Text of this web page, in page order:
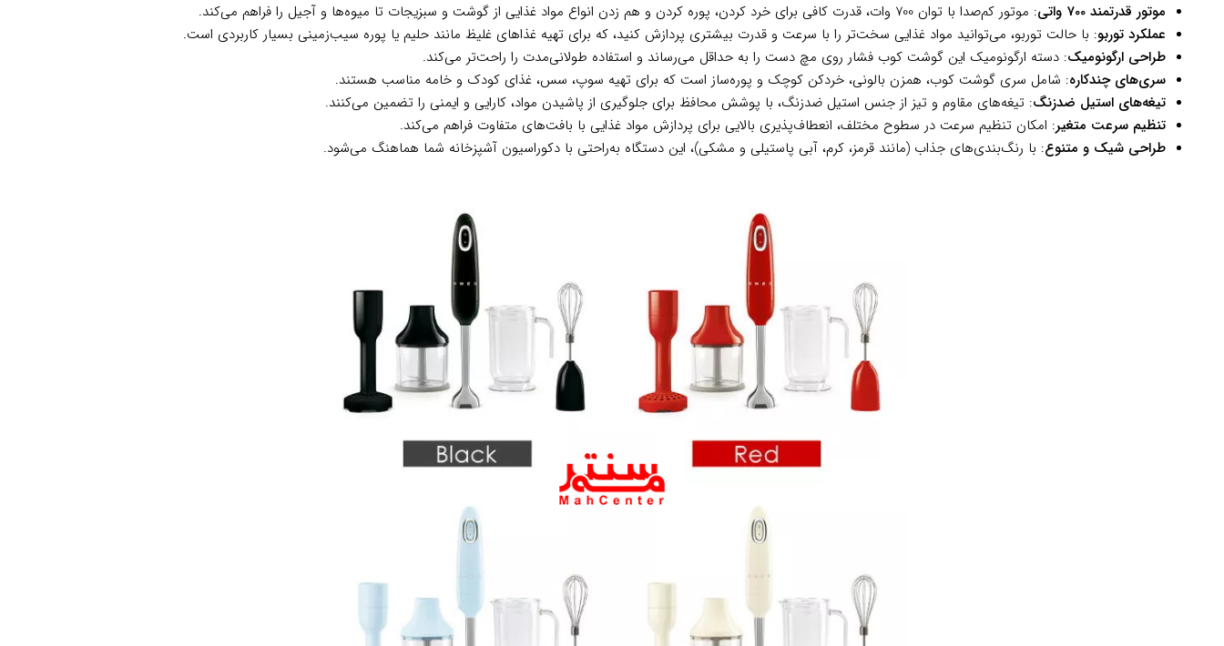
موتور قدرتمند 700 واتی
: موتور کم‌صدا با توان 700 وات، قدرت کافی برای خرد کردن، پوره کردن و هم زدن انواع مواد غذایی از گوشت و سبزیجات تا میوه‌ها و آجیل را فراهم می‌کند.
عملکرد توربو: با حالت توربو، می‌توانید مواد غذایی سخت‌تر را با سرعت و قدرت بیشتری پردازش کنید، که برای تهیه غذاهای غلیظ مانند حلیم یا پوره سیب‌زمینی بسیار کاربردی است.
طراحی ارگونومیک: دسته ارگونومیک این گوشت کوب فشار روی مچ دست را به حداقل می‌رساند و استفاده طولانی‌مدت را راحت‌تر می‌کند.
سری‌های چندکاره: شامل سری گوشت کوب، همزن بالونی، خردکن کوچک و پوره‌ساز است که برای تهیه سوپ، سس، غذای کودک و خامه مناسب هستند.
تیغه‌های استیل ضدزنگ: تیغه‌های مقاوم و تیز از جنس استیل ضدزنگ، با پوشش محافظ برای جلوگیری از پاشیدن مواد، کارایی و ایمنی را تضمین می‌کنند.
تنظیم سرعت متغیر: امکان تنظیم سرعت در سطوح مختلف، انعطاف‌پذیری بالایی برای پردازش مواد غذایی با بافت‌های متفاوت فراهم می‌کند.
طراحی شیک و متنوع: با رنگ‌بندی‌های جذاب (مانند قرمز، کرم، آبی پاستیلی و مشکی)، این دستگاه به‌راحتی با دکوراسیون آشپزخانه شما هماهنگ می‌شود.